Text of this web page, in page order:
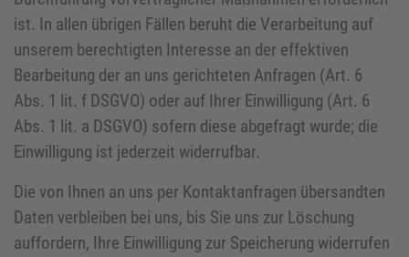
ist. In allen übrigen Fällen beruht die Verarbeitung auf
unserem berechtigten Interesse an der effektiven
Bearbeitung der an uns gerichteten Anfragen (Art. 6
Abs. 1 lit. f DSGVO) oder auf Ihrer Einwilligung (Art. 6
Abs. 1 lit. a DSGVO) sofern diese abgefragt wurde; die
Einwilligung ist jederzeit widerrufbar.
Die von Ihnen an uns per Kontaktanfragen übersandten
Daten verbleiben bei uns, bis Sie uns zur Löschung
auffordern, Ihre Einwilligung zur Speicherung widerrufen